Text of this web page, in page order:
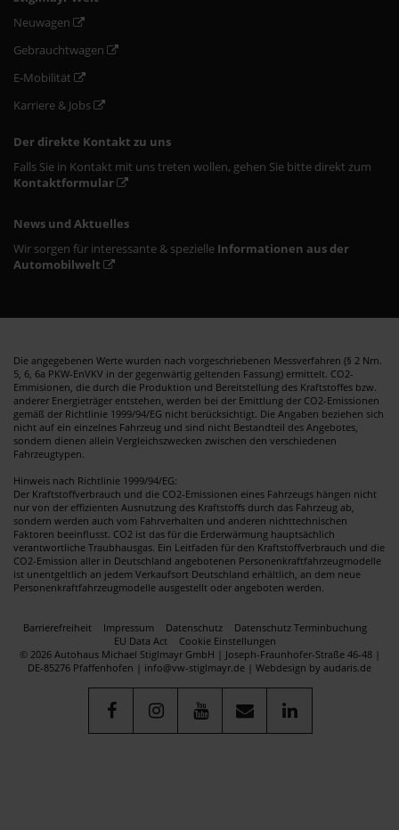
Neuwagen
Gebrauchtwagen
E-Mobilität
Karriere & Jobs
Der direkte Kontakt zu uns
Falls Sie in Kontakt mit uns treten wollen, gehen Sie bitte direkt zum
Kontaktformular
News und Aktuelles
Wir sorgen für interessante & spezielle Informationen aus der
Automobilwelt
Die angegebenen Werte wurden nach vorgeschriebenen Messverfahren (§ 2 Nrn.
5, 6, 6a PKW-EnVKV in der gegenwärtig geltenden Fassung) ermittelt. CO2-
Emmisionen, die durch die Produktion und Bereitstellung des Kraftstoffes bzw.
anderer Energieträger entstehen, werden bei der Emittlung der CO2-Emissionen
gemäß der Richtlinie 1999/94/EG nicht berücksichtigt. Die Angaben beziehen sich
nicht auf ein einzelnes Fahrzeug und sind nicht Bestandteil des Angebotes,
sondern dienen allein Vergleichszwecken zwischen den verschiedenen
Fahrzeugtypen.
Hinweis nach Richtlinie 1999/94/EG:
Der Kraftstoffverbrauch und die CO2-Emissionen eines Fahrzeugs hängen nicht
nur von der effizienten Ausnutzung des Kraftstoffs durch das Fahrzeug ab,
sondern werden auch vom Fahrverhalten und anderen nichttechnischen
Faktoren beeinflusst. CO2 ist das für die Erderwärmung hauptsächlich
verantwortliche Traubhausgas. Ein Leitfaden für den Kraftstoffverbrauch und die
CO2-Emission aller in Deutschland angebotenen Personenkraftfahrzeugmodelle
ist unentgeltlich an jedem Verkaufsort Deutschland erhältlich, an dem neue
Personenkraftfahrzeugmodelle ausgestellt oder angeboten werden.
Barrierefreiheit Impressum Datenschutz
Datenschutz Terminbuchung
EU Data Act
Cookie Einstellungen
© 2026 Autohaus Michael Stiglmayr GmbH | Joseph-Fraunhofer-Straße 46-48 |
DE-85276 Pfaffenhofen | info@vw-stiglmayr.de | Webdesign by audaris.de